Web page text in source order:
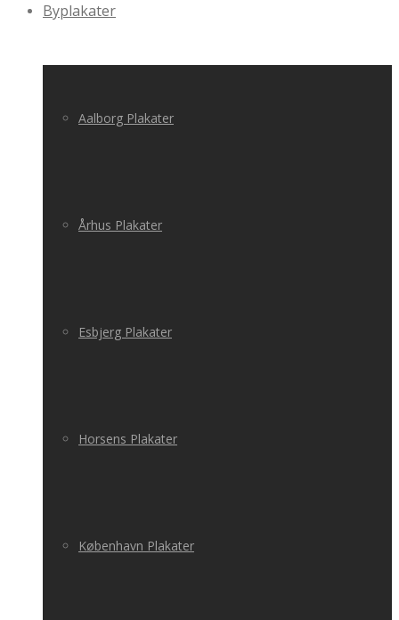
Byplakater
Aalborg Plakater
Århus Plakater
Esbjerg Plakater
Horsens Plakater
København Plakater